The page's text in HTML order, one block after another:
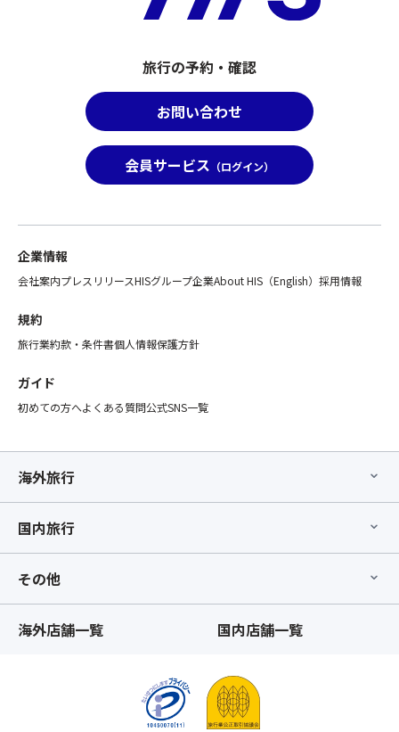
旅行の予約・確認
お問い合わせ
会員サービス （ログイン）
企業情報
会社案内プレスリリースHISグループ企業About HIS（English） 採用情報
規約
旅行業約款・条件書個人情報保護方針
ガイド
初めての方へよくある質問公式SNS一覧
海外旅行
国内旅行
その他
海外店舗一覧 国内店舗一覧